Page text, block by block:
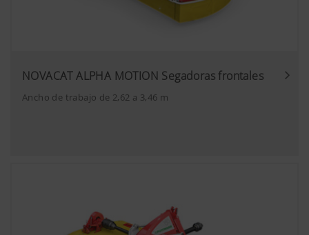
NOVACAT ALPHA MOTION Segadoras frontales
Ancho de trabajo de 2,62 a 3,46 m